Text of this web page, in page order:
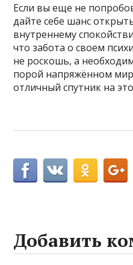
Если вы еще не
дайте себе шанс
внутреннему
что забота о своем
не роскошь, а
порой напряжённом
отличный спутник на
Добавить